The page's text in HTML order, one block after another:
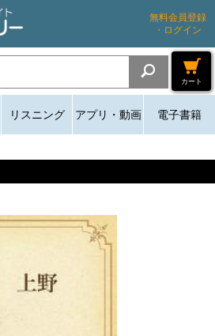
無料会員登録
・ログイン
カート
リスニング アプリ・動画 電子書籍